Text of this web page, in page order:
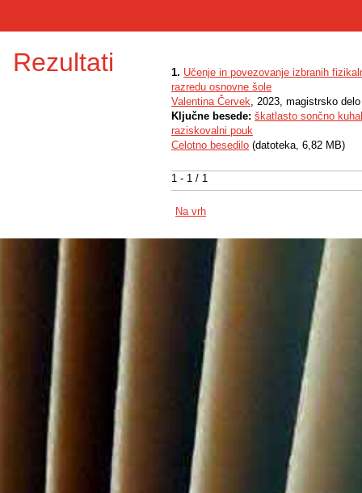
Rezultati
1 - 1 / 1
1. Učenje in povezovanje izbranih
razredu osnovne šole
Valentina Červek, 2023, magistrsko delo
Ključne besede: škatlasto sončno
raziskovalni pouk
Celotno besedilo (datoteka, 6,82 MB)
Na vrh